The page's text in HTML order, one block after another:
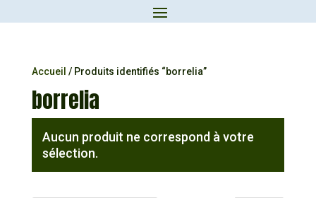
Accueil / Produits identifiés “borrelia”
borrelia
Aucun produit ne correspond à votre
sélection.